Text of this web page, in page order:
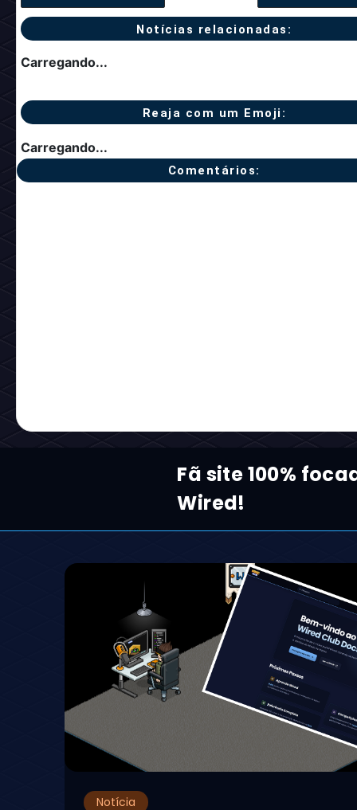
Notícias relacionadas:
Carregando...
Reaja com um Emoji:
Carregando...
Comentários:
Fã site 100%
Wired!
Notícia